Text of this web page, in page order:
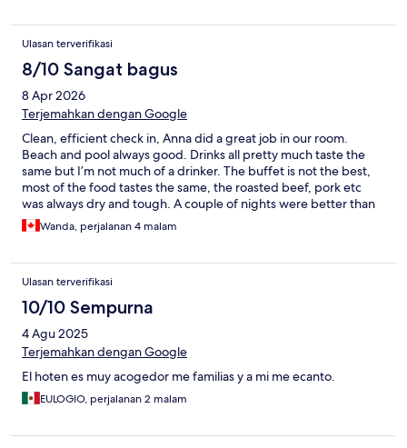
Ulasan terverifikasi
8/10 Sangat bagus
8 Apr 2026
Terjemahkan dengan Google
Clean, efficient check in, Anna did a great job in our room.
Beach and pool always good. Drinks all pretty much taste the
same but I’m not much of a drinker. The buffet is not the best,
most of the food tastes the same, the roasted beef, pork etc
was always dry and tough. A couple of nights were better than
most, but still not impressed in general.
Wanda, perjalanan 4 malam
Ulasan terverifikasi
10/10 Sempurna
4 Agu 2025
Terjemahkan dengan Google
El hoten es muy acogedor me familias y a mi me ecanto.
EULOGIO, perjalanan 2 malam